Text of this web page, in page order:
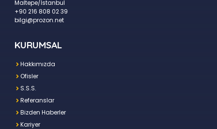
Maltepe/İstanbul
+90 216 808 02 39
bilgi@prozon.net
KURUMSAL
Hakkımızda
Ofisler
S.S.S.
Referanslar
Bizden Haberler
Kariyer